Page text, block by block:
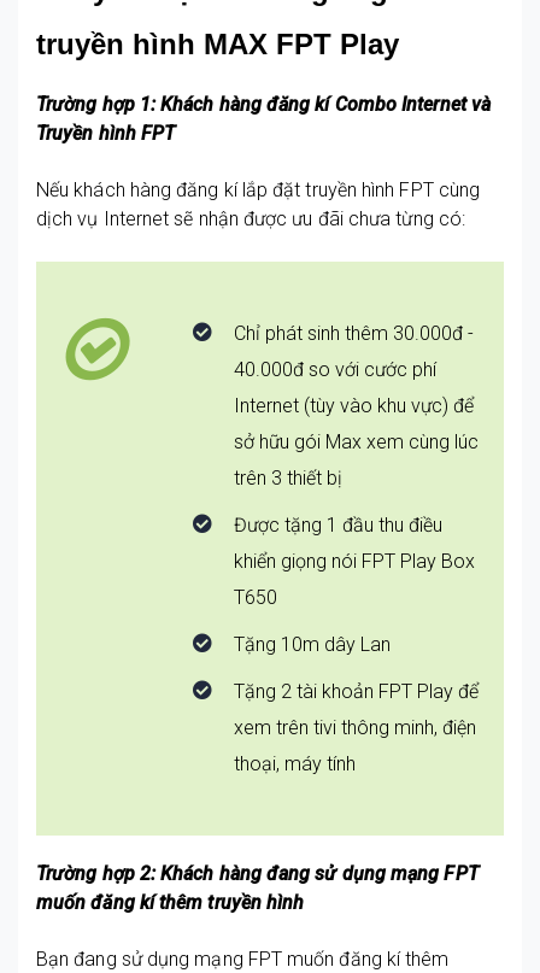
truyền hình MAX FPT Play
Trường hợp 1: Khách hàng đăng kí Combo Internet và
Truyền hình FPT
Nếu khách hàng đăng kí lắp đặt truyền hình FPT cùng
dịch vụ Internet sẽ nhận được ưu đãi chưa từng có:
Chỉ phát sinh thêm 30.000đ -
40.000đ so với cước phí
Internet (tùy vào khu vực) để
sở hữu gói Max xem cùng lúc
trên 3 thiết bị
Được tặng 1 đầu thu điều
khiển giọng nói FPT Play Box
T650
Tặng 10m dây Lan
Tặng 2 tài khoản FPT Play để
xem trên tivi thông minh, điện
thoại, máy tính
Trường hợp 2: Khách hàng đang sử dụng mạng FPT
muốn đăng kí thêm truyền hình
Bạn đang sử dụng mạng FPT muốn đăng kí thêm